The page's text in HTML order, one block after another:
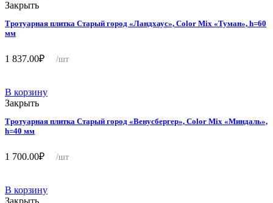
Закрыть
Тротуарная плитка Старый город «Ландхаус», Color Mix «Туман», h=60
мм
1 837.00₽ /шт
В корзину
Закрыть
Тротуарная плитка Старый город «Венусбергер», Color Mix «Миндаль»,
h=40 мм
1 700.00₽ /шт
В корзину